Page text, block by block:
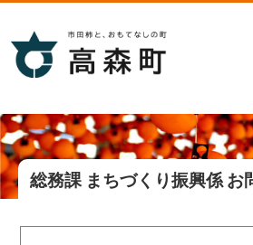
総務課 まちづくり振興係 お